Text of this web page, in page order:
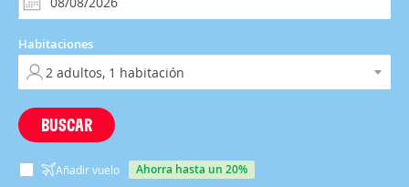
Habitaciones
BUSCAR
Añadir vuelo ahorra hasta un 20%